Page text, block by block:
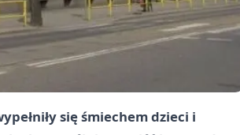
się śmiechem dzieci i